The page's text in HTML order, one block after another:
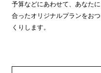
予算などにあわせて、あなたに
合ったオリジナルプランをおつ
くりします。